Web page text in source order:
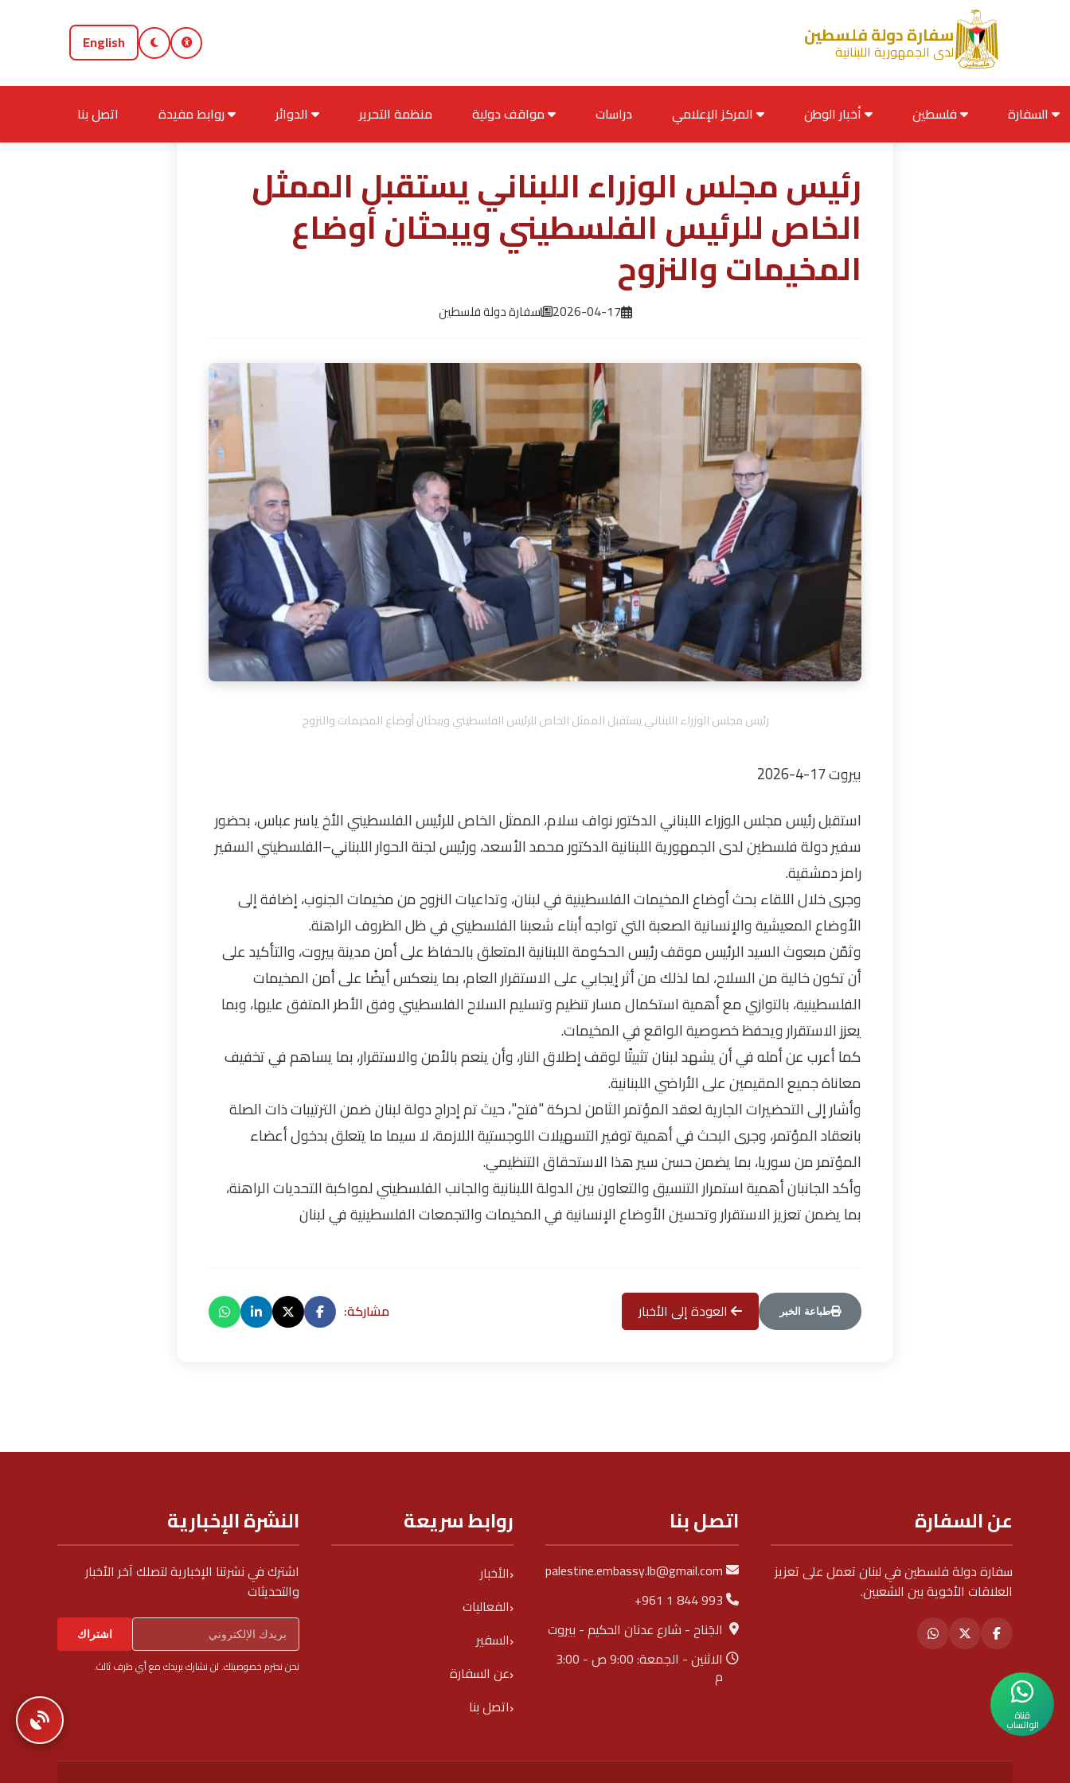
سفارة دولة فلسطين
لدى الجمهورية اللبنانية English
دراسات منظمة التحرير اتصل بنا
رئيس مجلس الوزراء اللبناني يستقبل الممثل
الخاص للرئيس الفلسطيني ويبحثان أوضاع
المخيمات والنزوح
2026-04-17 سفارة دولة فلسطين
رئيس مجلس الوزراء اللبناني يستقبل الممثل الخاص للرئيس الفلسطيني ويبحثان أوضاع المخيمات والنزوح
بيروت 17-4-2026
استقبل رئيس مجلس الوزراء اللبناني الدكتور نواف سلام، الممثل الخاص للرئيس الفلسطيني الأخ ياسر عباس، بحضور
سفير دولة فلسطين لدى الجمهورية اللبنانية الدكتور محمد الأسعد، ورئيس لجنة الحوار اللبناني–الفلسطيني السفير
رامز دمشقية.
وجرى خلال اللقاء بحث أوضاع المخيمات الفلسطينية في لبنان، وتداعيات النزوح من مخيمات الجنوب، إضافة إلى
الأوضاع المعيشية والإنسانية الصعبة التي تواجه أبناء شعبنا الفلسطيني في ظل الظروف الراهنة.
وثمّن مبعوث السيد الرئيس موقف رئيس الحكومة اللبنانية المتعلق بالحفاظ على أمن مدينة بيروت، والتأكيد على
أن تكون خالية من السلاح، لما لذلك من أثر إيجابي على الاستقرار العام، بما ينعكس أيضًا على أمن المخيمات
الفلسطينية، بالتوازي مع أهمية استكمال مسار تنظيم وتسليم السلاح الفلسطيني وفق الأطر المتفق عليها، وبما
يعزز الاستقرار ويحفظ خصوصية الواقع في المخيمات.
كما أعرب عن أمله في أن يشهد لبنان تثبيتًا لوقف إطلاق النار، وأن ينعم بالأمن والاستقرار، بما يساهم في تخفيف
معاناة جميع المقيمين على الأراضي اللبنانية.
وأشار إلى التحضيرات الجارية لعقد المؤتمر الثامن لحركة "فتح"، حيث تم إدراج دولة لبنان ضمن الترتيبات ذات الصلة
بانعقاد المؤتمر، وجرى البحث في أهمية توفير التسهيلات اللوجستية اللازمة، لا سيما ما يتعلق بدخول أعضاء
المؤتمر من سوريا، بما يضمن حسن سير هذا الاستحقاق التنظيمي.
وأكد الجانبان أهمية استمرار التنسيق والتعاون بين الدولة اللبنانية والجانب الفلسطيني لمواكبة التحديات الراهنة،
بما يضمن تعزيز الاستقرار وتحسين الأوضاع الإنسانية في المخيمات والتجمعات الفلسطينية في لبنان
العودة إلى الأخبار طباعة الخبر مشاركة:
قناة
الواتساب
عن السفارة
سفارة دولة فلسطين في لبنان تعمل على تعزيز
العلاقات الأخوية بين الشعبين.
اتصل بنا
palestine.embassy.lb@gmail.com
+961 1 844 993
الجَناح - شارع عدنان الحكيم - بيروت
الاثنين - الجمعة: 9:00 ص - 3:00
م
روابط سريعة
الأخبار
الفعاليات
السفير
عن السفارة
اتصل بنا
النشرة الإخبارية
اشترك في نشرتنا الإخبارية لتصلك آخر الأخبار
والتحديثات
اشتراك
نحن نحترم خصوصيتك. لن نشارك بريدك مع أي طرف ثالث.